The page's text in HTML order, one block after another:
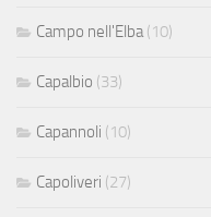
Campo nell'Elba (10)
Capalbio (33)
Capannoli (10)
Capoliveri (27)